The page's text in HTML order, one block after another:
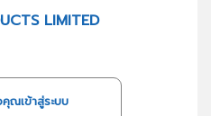
LIMITED
ณเข้าสู่ระบบ